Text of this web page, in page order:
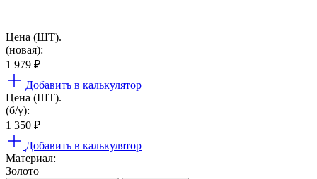
Цена (ШТ).
(новая):
1 979 ₽
Добавить в калькулятор
Цена (ШТ).
(б/у):
1 350 ₽
Добавить в калькулятор
Материал:
Золото